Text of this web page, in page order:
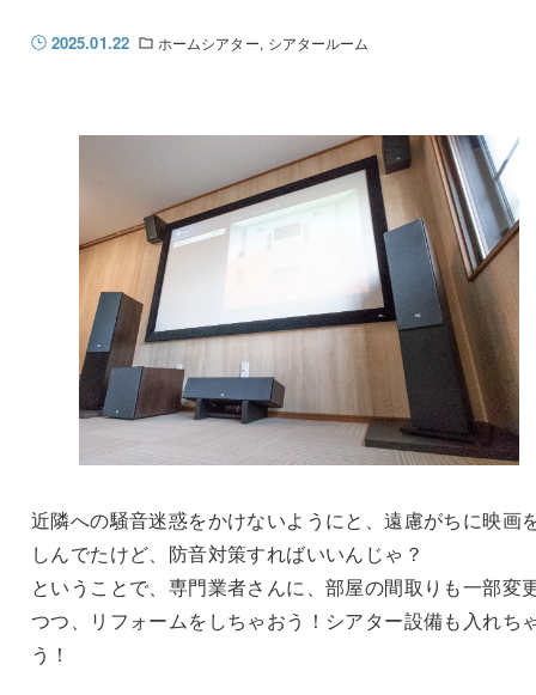
2025.01.22 ホームシアター シアタールーム
近隣への騒音迷惑をかけないようにと、遠慮がちに映画
しんでたけど、防音対策すればいいんじゃ？
ということで、専門業者さんに、部屋の間取りも一部変
つつ、リフォームをしちゃおう！シアター設備も入れち
う！